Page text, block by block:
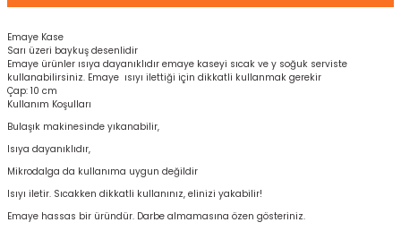
Emaye Kase
Sarı üzeri baykuş desenlidir
Emaye ürünler ısıya dayanıklıdır emaye kaseyi sıcak ve y soğuk serviste
kullanabilirsiniz. Emaye ısıyı ilettiği için dikkatli kullanmak gerekir
Çap: 10 cm
Kullanım Koşulları
Bulaşık makinesinde yıkanabilir,
Isıya dayanıklıdır,
Mikrodalga da kullanıma uygun değildir
Isıyı iletir. Sıcakken dikkatli kullanınız, elinizi yakabilir!
Emaye hassas bir üründür. Darbe almamasına özen gösteriniz.